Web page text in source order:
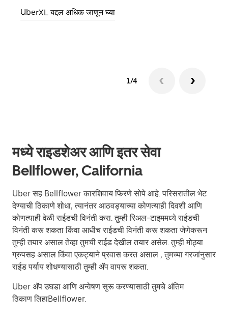
UberXL बद्दल अधिक जाणून घ्या
1/4
मध्ये राइडशेअर आणि इतर सेवा
Bellflower, California
Uber सह Bellflower कारशिवाय फिरणे सोपे आहे. परिसरातील भेट
देण्याची ठिकाणे शोधा, त्यानंतर आठवड्याच्या कोणत्याही दिवशी आणि
कोणत्याही वेळी राईडची विनंती करा. तुम्ही रिअल-टाइममध्ये राईडची
विनंती करू शकता किंवा आधीच राईडची विनंती करू शकता जेणेकरून
तुम्ही तयार असाल तेव्हा तुमची राईड देखील तयार असेल. तुम्ही मोठ्या
ग्रुपसह असाल किंवा एकट्याने प्रवास करत असाल , तुमच्या गरजांनुसार
राईड पर्याय शोधण्यासाठी तुम्ही ॲप वापरू शकता.
Uber अ‍ॅप उघडा आणि अन्वेषण सुरू करण्यासाठी तुमचे अंतिम
ठिकाण लिहाBellflower.